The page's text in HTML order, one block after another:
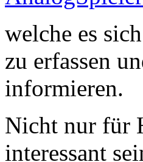
welche es
zu erfassen
informieren.
Nicht nur für
interessant